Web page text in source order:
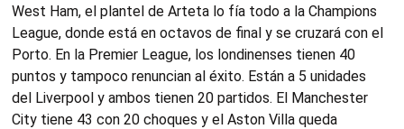
West Ham, el plantel de Arteta lo fía todo a la Champions
League, donde está en octavos de final y se cruzará con el
Porto. En la Premier League, los londinenses tienen 40
puntos y tampoco renuncian al éxito. Están a 5 unidades
del Liverpool y ambos tienen 20 partidos. El Manchester
City tiene 43 con 20 choques y el Aston Villa queda